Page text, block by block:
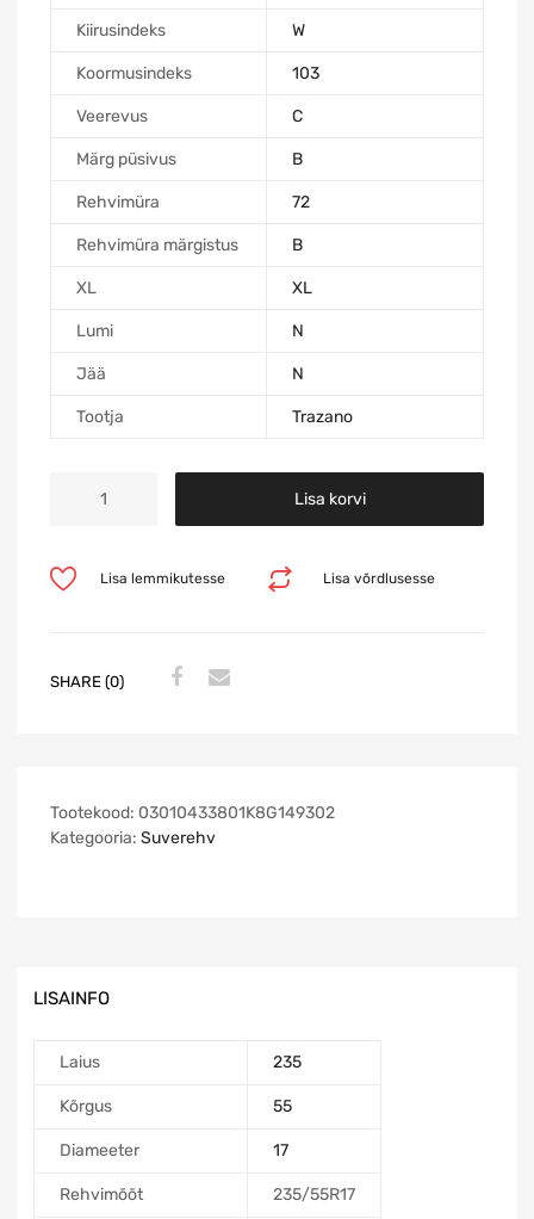
Kiirusindeks W
Koormusindeks 103
Veerevus C
Märg püsivus B
Rehvimüra 72
Rehvimüra märgistus B
XL XL
Lumi N
Jää N
Tootja Trazano
Lisa korvi
Lisa võrdlusesse
Lisa lemmikutesse
SHARE (0)
Tootekood: 03010433801K8G149302
Kategooria: Suverehv
LISAINFO
Laius 235
Kõrgus 55
Diameeter 17
Rehvimõõt 235/55R17